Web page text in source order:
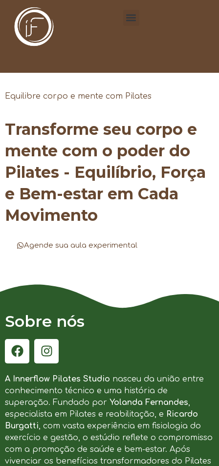
Equilibre corpo e mente com Pilates
Transforme seu corpo e
mente com o poder do
Pilates - Equilíbrio, Força
e Bem-estar em Cada
Movimento
Agende sua aula experimental
Sobre nós
A Innerflow Pilates Studio nasceu da união entre
conhecimento técnico e uma história de
superação. Fundado por Yolanda Fernandes,
especialista em Pilates e reabilitação, e Ricardo
Burgatti, com vasta experiência em fisiologia do
exercício e gestão, o estúdio reflete o compromisso
com a promoção de saúde e bem-estar. Após
vivenciar os benefícios transformadores do Pilates